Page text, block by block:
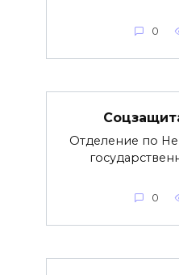
0
Отделение по
0